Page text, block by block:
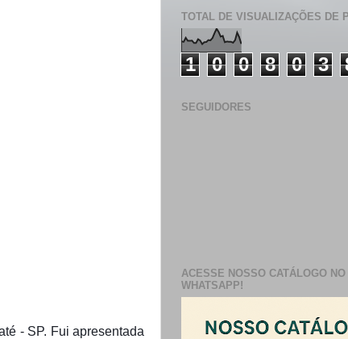
- SP. Fui apresentada
TOTAL DE VISUALIZAÇÕES DE
1 0 0 8 0 3
SEGUIDORES
ACESSE NOSSO CATÁLOGO NO
WHATSAPP!